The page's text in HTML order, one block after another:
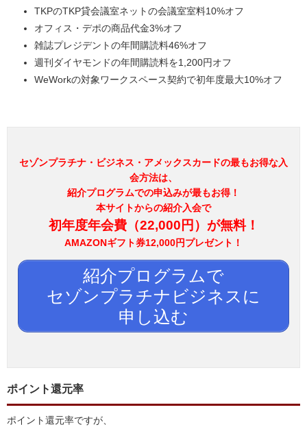
TKPのTKP貸会議室ネットの会議室室料10%オフ
オフィス・デポの商品代金3%オフ
雑誌プレジデントの年間購読料46%オフ
週刊ダイヤモンドの年間購読料を1,200円オフ
WeWorkの対象ワークスペース契約で初年度最大10%オフ
セゾンプラチナ・ビジネス・アメックスカードの最もお得な入
会方法は、
紹介プログラムでの申込みが最もお得！
本サイトからの紹介入会で
初年度年会費（22,000円）が無料！
AMAZONギフト券12,000円プレゼント！
紹介プログラムで
セゾンプラチナビジネスに
申し込む
ポイント還元率
ポイント還元率ですが、